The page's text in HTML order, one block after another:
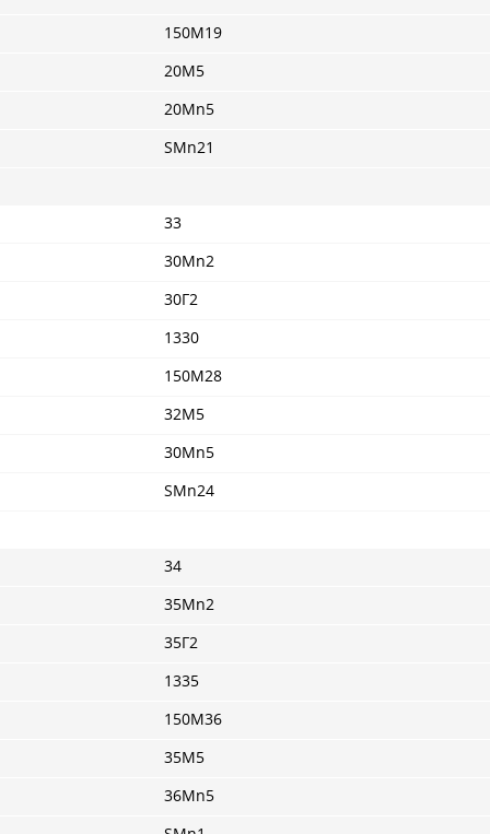
150M19
20M5
20Mn5
SMn21
33
30Mn2
30Г2
1330
150M28
32M5
30Mn5
SMn24
34
35Mn2
35Г2
1335
150M36
35M5
36Mn5